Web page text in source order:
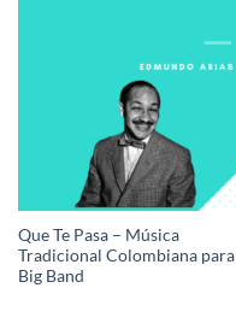
Que Te Pasa – Música
Tradicional Colombiana para
Big Band